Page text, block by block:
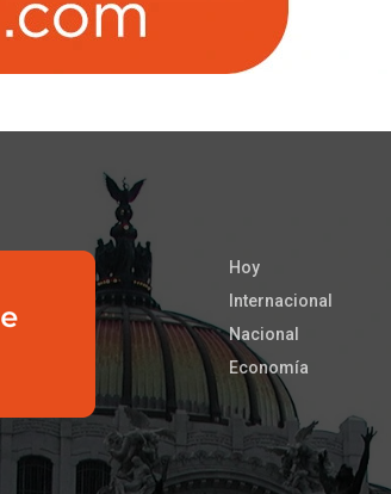
Hoy
Internacional
Nacional
Economía